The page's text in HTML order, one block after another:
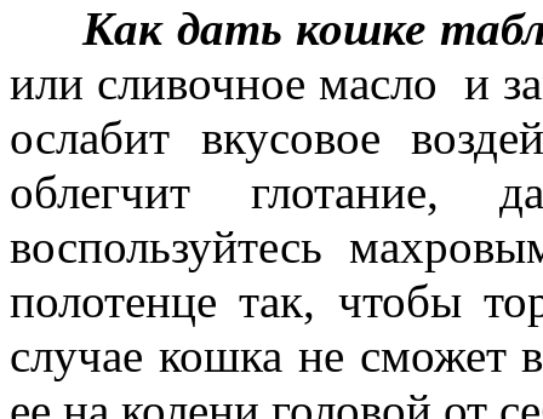
Как дать кошке
или сливочное масло и
ослабит вкусовое
облегчит глотание,
воспользуйтесь
полотенце так, чтобы
случае кошка не сможет